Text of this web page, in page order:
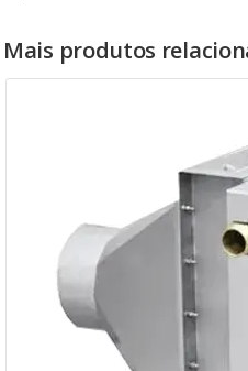
Mais produtos